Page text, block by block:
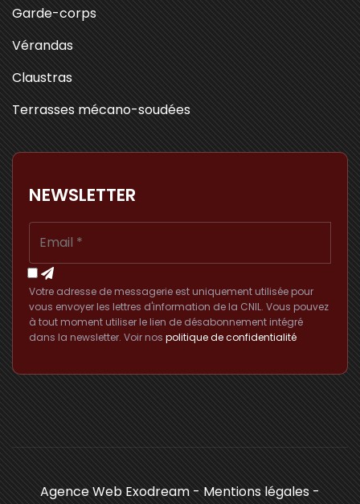
Garde-corps
Vérandas
Claustras
Terrasses mécano-soudées
NEWSLETTER
Votre adresse de messagerie est uniquement utilisée pour
vous envoyer les lettres d'information de la CNIL. Vous pouvez
à tout moment utiliser le lien de désabonnement intégré
dans la newsletter. Voir nos politique de confidentialité
Agence Web Exodream - Mentions légales -